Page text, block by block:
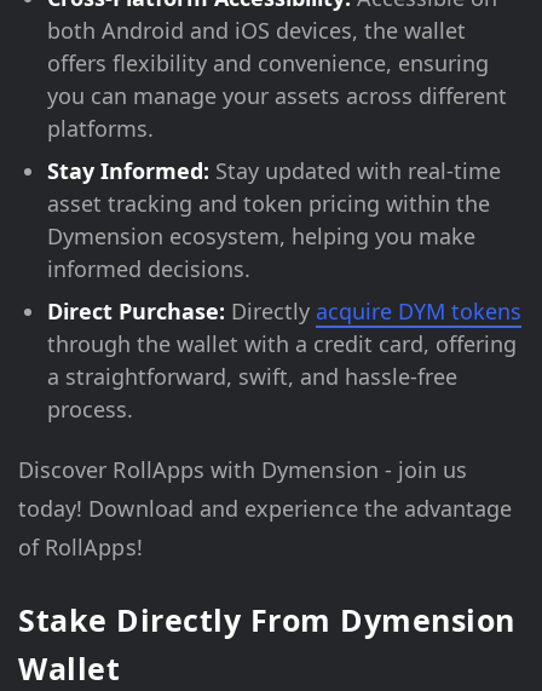
both Android and iOS devices, the wallet
offers flexibility and convenience, ensuring
you can manage your assets across different
platforms.
Stay Informed: Stay updated with real-time
asset tracking and token pricing within the
Dymension ecosystem, helping you make
informed decisions.
Direct Purchase: Directly acquire DYM tokens
through the wallet with a credit card, offering
a straightforward, swift, and hassle-free
process.
Discover RollApps with Dymension - join us
today! Download and experience the advantage
of RollApps!
Stake Directly From Dymension
Wallet